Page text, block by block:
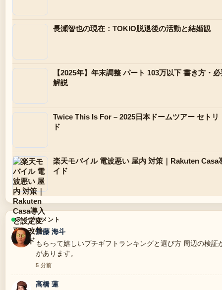
長瀬智也の現在：TOKIO脱退後の活動と結婚観
【2025年】年末調整 パート 103万以下 書き方・
解説
Twice This Is For – 2025日本ドームツアー セト
ド
楽天モバイル 電波悪い 屋内 対策｜Rakuten Casa
イド
ライブコメント
加藤 海斗
もらって嬉しいプチギフトランキングと選び方 周辺の検証
があります。
5 分前
高橋 蓮